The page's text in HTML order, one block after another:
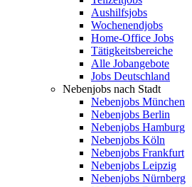
Aushilfsjobs
Wochenendjobs
Home-Office Jobs
Tätigkeitsbereiche
Alle Jobangebote
Jobs Deutschland
Nebenjobs nach Stadt
Nebenjobs München
Nebenjobs Berlin
Nebenjobs Hamburg
Nebenjobs Köln
Nebenjobs Frankfurt
Nebenjobs Leipzig
Nebenjobs Nürnberg